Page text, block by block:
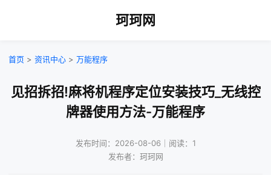
珂珂网
首页 > 资讯中心 > 万能程序
见招拆招!麻将机程序定位安装技巧_无线控
牌器使用方法-万能程序
发布时间：2026-08-06｜阅读：1
发布者：珂珂网